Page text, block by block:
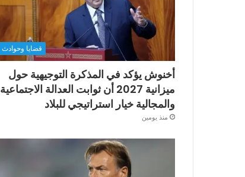
قضايا وحوادث
أخنوش يؤكد في المذكرة التوجيهية حول
ميزانية 2027 أن ثوابت العدالة الاجتماعية
والمجالية خيار استراتيجي للبلاد
منذ يومين